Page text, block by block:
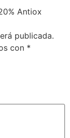
Antiox
publicada.
con *